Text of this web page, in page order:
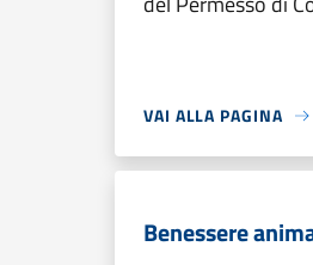
VAI ALLA PAGINA
Benessere